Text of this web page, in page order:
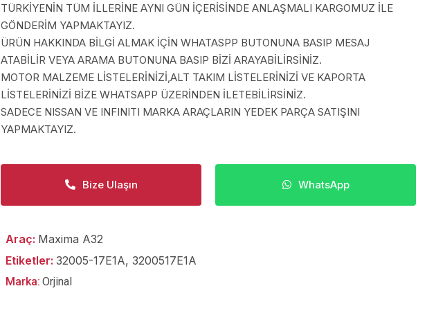
TÜRKİYENİN TÜM İLLERİNE AYNI GÜN İÇERİSİNDE ANLAŞMALI KARGOMUZ İLE
GÖNDERİM YAPMAKTAYIZ.
ÜRÜN HAKKINDA BİLGİ ALMAK İÇİN WHATASPP BUTONUNA BASIP MESAJ
ATABİLİR VEYA ARAMA BUTONUNA BASIP BİZİ ARAYABİLİRSİNİZ.
MOTOR MALZEME LİSTELERİNİZİ,ALT TAKIM LİSTELERİNİZİ VE KAPORTA
LİSTELERİNİZİ BİZE WHATSAPP ÜZERİNDEN İLETEBİLİRSİNİZ.
SADECE NISSAN VE INFINITI MARKA ARAÇLARIN YEDEK PARÇA SATIŞINI
YAPMAKTAYIZ.
Bize Ulaşın WhatsApp
Araç: Maxima A32
Etiketler: 32005-17E1A, 3200517E1A
Marka: Orjinal